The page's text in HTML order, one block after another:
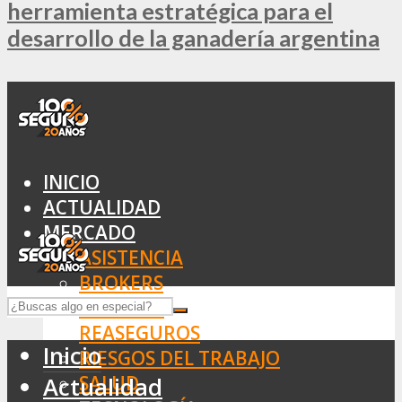
herramienta estratégica para el
desarrollo de la ganadería argentina
INICIO
ACTUALIDAD
MERCADO
ASISTENCIA
BROKERS
SEGUROS
REASEGUROS
RIESGOS DEL TRABAJO
SALUD
Inicio
Actualidad